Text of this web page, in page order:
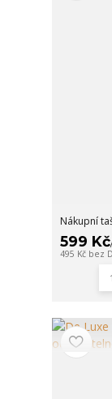
Nákupní
599 Kč
495 Kč bez